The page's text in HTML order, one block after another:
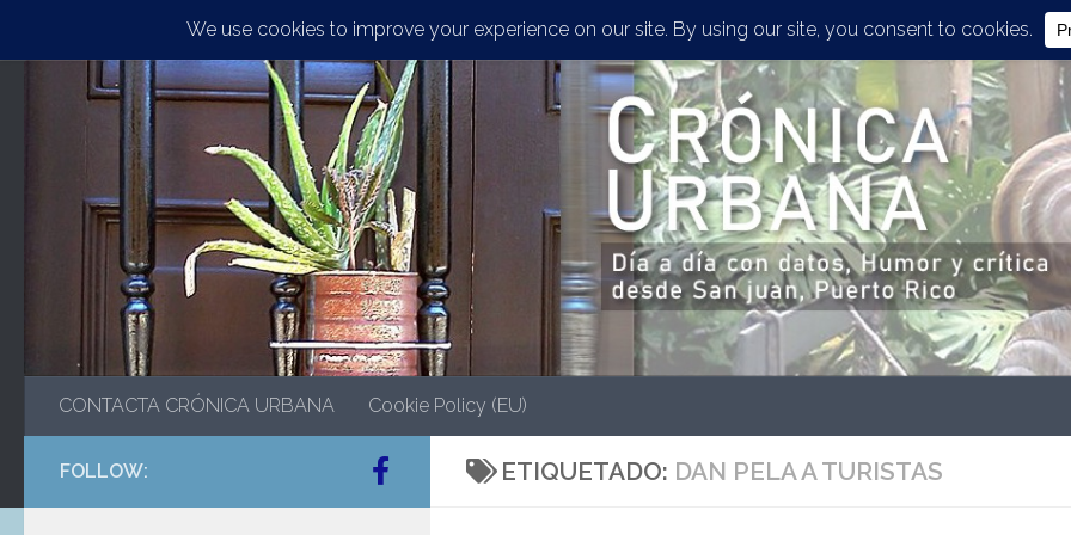
Saltar al contenido
CONTACTA CRÓNICA URBANA Cookie Policy (EU)
ETIQUETADO: DAN PELA A TURISTAS
FOLLOW: